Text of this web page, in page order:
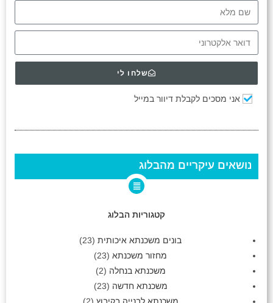
אני מסכים לקבלת דיוור במייל
שלחו לי
נושאים עיקריים מהבלוג
קטגוריות הבלוג
בונים משכנתא איכותית (23)
מחזור משכנתא (23)
משכנתא בנחלה (2)
משכנתא חדשה (23)